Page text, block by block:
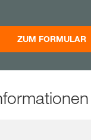
ZUM FORMULAR